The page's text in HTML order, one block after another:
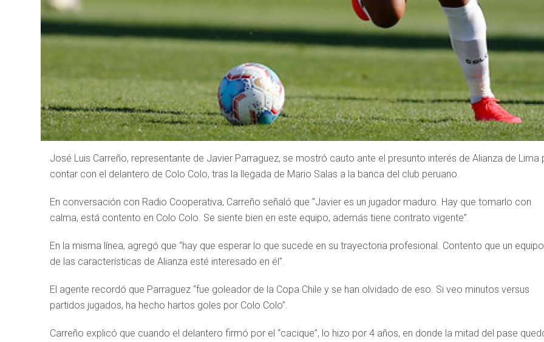
José Luis Carreño, representante de Javier Parraguez, se mostró cauto ante el presunto interés de Alianza de Lima
contar con el delantero de Colo Colo, tras la llegada de Mario Salas a la banca del club peruano.
En conversación con Radio Cooperativa, Carreño señaló que “Javier es un jugador maduro. Hay que tomarlo con
calma, está contento en Colo Colo. Se siente bien en este equipo, además tiene contrato vigente”.
En la misma línea, agregó que “hay que esperar lo que sucede en su trayectoria profesional. Contento que un equipo
de las características de Alianza esté interesado en él”.
El agente recordó que Parraguez “fue goleador de la Copa Chile y se han olvidado de eso. Si veo minutos versus
partidos jugados, ha hecho hartos goles por Colo Colo”.
Carreño explicó que cuando el delantero firmó por el “cacique”, lo hizo por 4 años, en donde la mitad del pase